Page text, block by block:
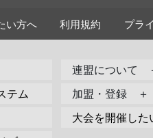
い方へ 利用規約 プラ
テム
連盟について
加盟・登録 ＋
大会を開催した